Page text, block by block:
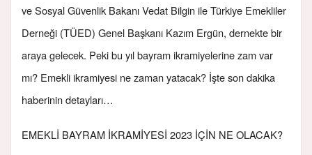
ve Sosyal Güvenlik Bakanı Vedat Bilgin ile Türkiye Emekliler
Derneği (TÜED) Genel Başkanı Kazım Ergün, dernekte bir
araya gelecek. Peki bu yıl bayram ikramiyelerine zam var
mı? Emekli ikramiyesi ne zaman yatacak? İşte son dakika
haberinin detayları…
EMEKLİ BAYRAM İKRAMİYESİ 2023 İÇİN NE OLACAK?